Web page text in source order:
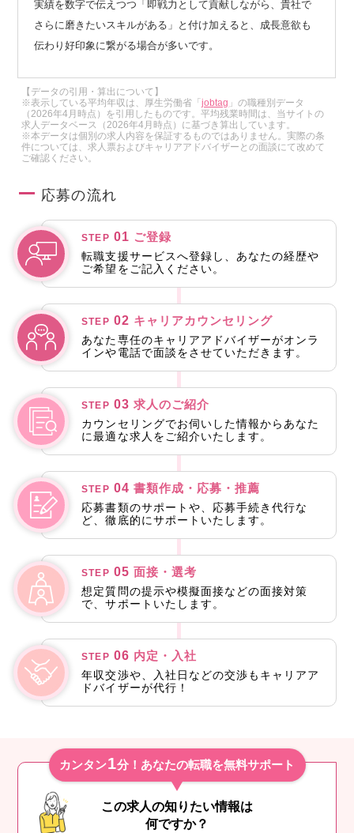
実績を数字で伝えつつ「即戦力として貢献しながら、貴社で
さらに磨きたいスキルがある」と付け加えると、成長意欲も
伝わり好印象に繋がる場合が多いです。
【データの引用・算出について】
※表示している平均年収は、厚生労働省「jobtag 」の職種別データ
（2026年4月時点）を引用したものです。平均残業時間は、当サイトの
求人データベース（2026年4月時点）に基づき算出しています。
※本データは個別の求人内容を保証するものではありません。実際の条
件については、求人票およびキャリアアドバイザーとの面談にて改めて
ご確認ください。
応募の流れ
STEP 01 ご登録
転職支援サービスへ登録し、あなたの経歴や
ご希望をご記入ください。
STEP 02 キャリアカウンセリング
あなた専任のキャリアアドバイザーがオンラ
インや電話で面談をさせていただきます。
STEP 03 求人のご紹介
カウンセリングでお伺いした情報からあなた
に最適な求人をご紹介いたします。
STEP 04 書類作成・応募・推薦
応募書類のサポートや、応募手続き代行な
ど、徹底的にサポートいたします。
STEP 05 面接・選考
想定質問の提示や模擬面接などの面接対策
で、サポートいたします。
STEP 06 内定・入社
年収交渉や、入社日などの交渉もキャリアア
ドバイザーが代行！
カンタン1分！あなたの転職を無料サポート
この求人の知りたい情報は
何ですか？